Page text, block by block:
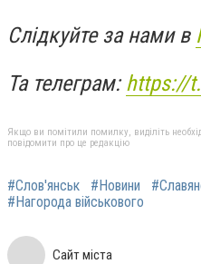
Слідкуйте за нами в
Та телеграм:https://
Якщо ви помітили помилку, виділіть
повідомити про це редакцію
#Слов'янськ #Новини
#Нагорода військового
Сайт міста